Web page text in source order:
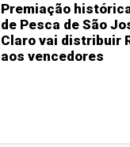
Premiação
de Pesca de São
Claro vai distribuir
aos vencedores